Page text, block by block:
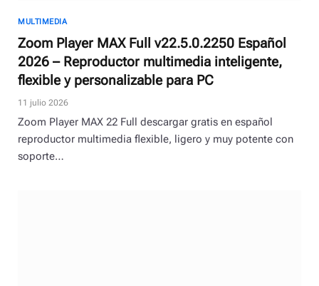
MULTIMEDIA
Zoom Player MAX Full v22.5.0.2250 Español
2026 – Reproductor multimedia inteligente,
flexible y personalizable para PC
11 julio 2026
Zoom Player MAX 22 Full descargar gratis en español
reproductor multimedia flexible, ligero y muy potente con
soporte…